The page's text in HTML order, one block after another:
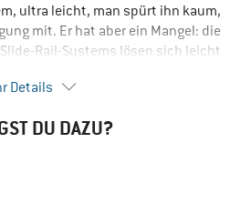
ultra leicht, man spürt ihn kaum,
mit. Er hat aber ein Mangel: die
Rail-Systems lösen sich leicht
unten Stehenden verletzen …
Details
DU DAZU?